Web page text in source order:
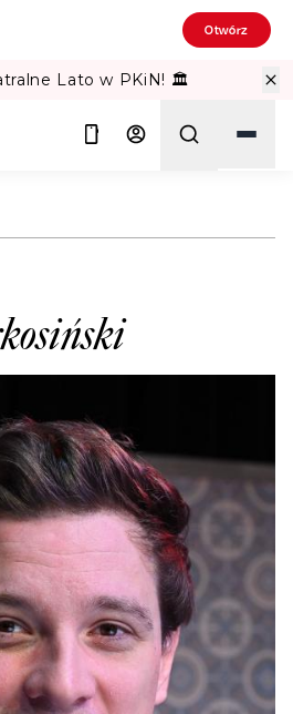
Otwórz
Lato w PKiN! 🏛️